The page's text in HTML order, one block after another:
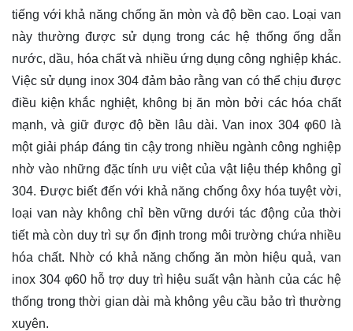
tiếng với khả năng chống ăn mòn và độ bền cao. Loại van
này thường được sử dụng trong các hệ thống ống dẫn
nước, dầu, hóa chất và nhiều ứng dụng công nghiệp khác.
Việc sử dụng inox 304 đảm bảo rằng van có thể chịu được
điều kiện khắc nghiệt, không bị ăn mòn bởi các hóa chất
mạnh, và giữ được độ bền lâu dài. Van inox 304 φ60 là
một giải pháp đáng tin cậy trong nhiều ngành công nghiệp
nhờ vào những đặc tính ưu việt của vật liệu thép không gỉ
304. Được biết đến với khả năng chống ôxy hóa tuyệt vời,
loại van này không chỉ bền vững dưới tác động của thời
tiết mà còn duy trì sự ổn định trong môi trường chứa nhiều
hóa chất. Nhờ có khả năng chống ăn mòn hiệu quả, van
inox 304 φ60 hỗ trợ duy trì hiệu suất vận hành của các hệ
thống trong thời gian dài mà không yêu cầu bảo trì thường
xuyên.